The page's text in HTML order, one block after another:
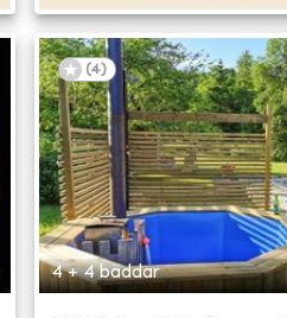
(4)
4 + 4 bäddar